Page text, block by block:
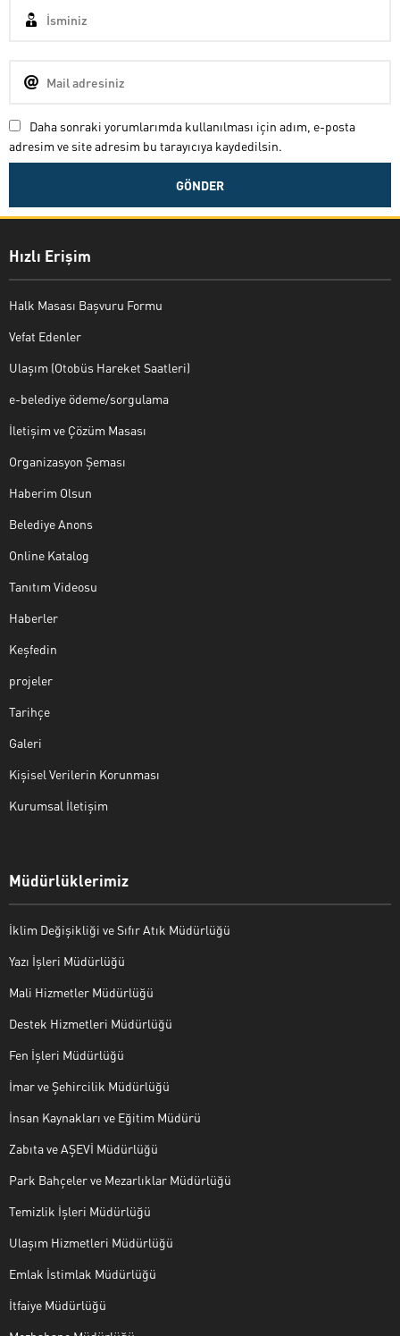
Daha sonraki yorumlarımda kullanılması için adım, e-posta
adresim ve site adresim bu tarayıcıya kaydedilsin.
Hızlı Erişim
Halk Masası Başvuru Formu
Vefat Edenler
Ulaşım (Otobüs Hareket Saatleri)
e-belediye ödeme/sorgulama
İletişim ve Çözüm Masası
Organizasyon Şeması
Haberim Olsun
Belediye Anons
Online Katalog
Tanıtım Videosu
Haberler
Keşfedin
projeler
Tarihçe
Galeri
Kişisel Verilerin Korunması
Kurumsal İletişim
Müdürlüklerimiz
İklim Değişikliği ve Sıfır Atık Müdürlüğü
Yazı İşleri Müdürlüğü
Mali Hizmetler Müdürlüğü
Destek Hizmetleri Müdürlüğü
Fen İşleri Müdürlüğü
İmar ve Şehircilik Müdürlüğü
İnsan Kaynakları ve Eğitim Müdürü
Zabıta ve AŞEVİ Müdürlüğü
Park Bahçeler ve Mezarlıklar Müdürlüğü
Temizlik İşleri Müdürlüğü
Ulaşım Hizmetleri Müdürlüğü
Emlak İstimlak Müdürlüğü
İtfaiye Müdürlüğü